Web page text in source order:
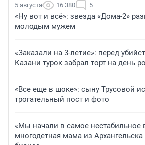
5 августа 16 380 5
«Ну вот и всё»: звезда «Дома-2»
молодым мужем
«Заказали на 3-летие»: перед
Казани турок забрал торт на день
«Все еще в шоке»: сыну Трусовой
трогательный пост и фото
«Мы начали в самое нестабильное
многодетная мама из